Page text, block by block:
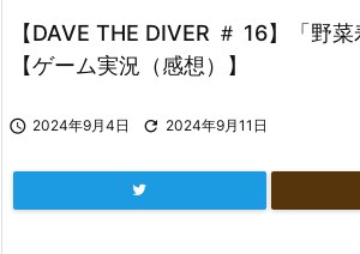
【DAVE THE DIVER ＃ 16】「野菜
【ゲーム実況（感想）】
 2024年9月4日  2024年9月11日